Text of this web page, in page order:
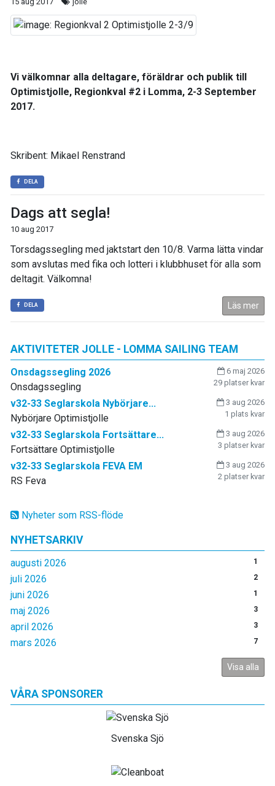
Nyheter som RSS-flöde
NYHETSARKIV
augusti 2026 1
juli 2026 2
juni 2026 1
maj 2026 3
april 2026 3
mars 2026 7
Visa alla
Vi välkomnar alla deltagare, föräldrar och publik till
Optimistjolle, Regionkval #2 i Lomma, 2-3 September
2017.
Skribent: Mikael Renstrand
DELA
Dags att segla!
10 aug 2017
Torsdagssegling med jaktstart den 10/8. Varma lätta vindar
som avslutas med fika och lotteri i klubbhuset för alla som
deltagit. Välkomna!
DELA Läs mer
AKTIVITETER JOLLE - LOMMA SAILING TEAM
Onsdagssegling 2026
6 maj 2026
29 platser kvar
Onsdagssegling
v32-33 Seglarskola Nybörjare...
3 aug 2026
1 plats kvar
Nybörjare Optimistjolle
v32-33 Seglarskola Fortsättare...
3 aug 2026
3 platser kvar
Fortsättare Optimistjolle
v32-33 Seglarskola FEVA EM
3 aug 2026
2 platser kvar
RS Feva
VÅRA SPONSORER
Svenska Sjö